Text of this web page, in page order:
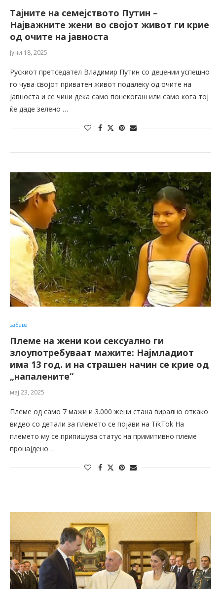
Тајните на семејството Путин –
Најважните жени во својот живот ги крие
од очите на јавноста
јуни 18, 2025
Рускиот претседател Владимир Путин со децении успешно
го чува својот приватен живот подалеку од очите на
јавноста и се чини дека само понекогаш или само кога тој
ќе даде зелено …
забава
Племе на жени кои сексуално ги
злоупотребуваат мажите: Најмладиот
има 13 год. и на страшен начин се крие од
„напалените“
мај 23, 2025
Племе од само 7 мажи и 3.000 жени стана вирално откако
видео со детали за племето се појави на TikTok На
племето му се припишува статус на примитивно племе
пронајдено …